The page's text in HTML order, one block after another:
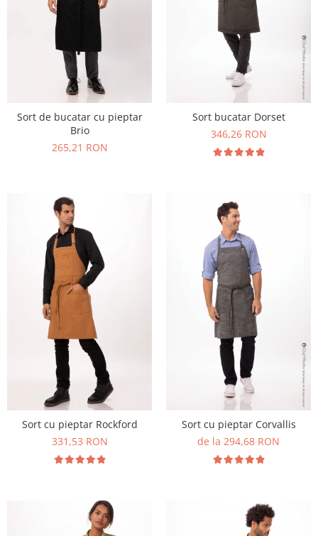
Sort de bucatar cu pieptar
Brio
265,21 RON
Sort bucatar Dorset
346,26 RON
Sort cu pieptar Rockford
331,53 RON
Sort cu pieptar Corvallis
de la 294,68 RON